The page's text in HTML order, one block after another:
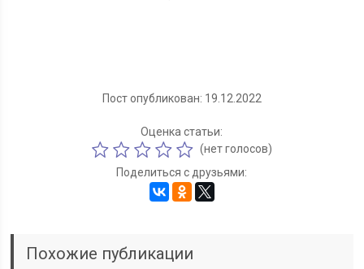
Пост опубликован: 19.12.2022
Оценка статьи:
(нет голосов)
Поделиться с друзьями:
Похожие публикации